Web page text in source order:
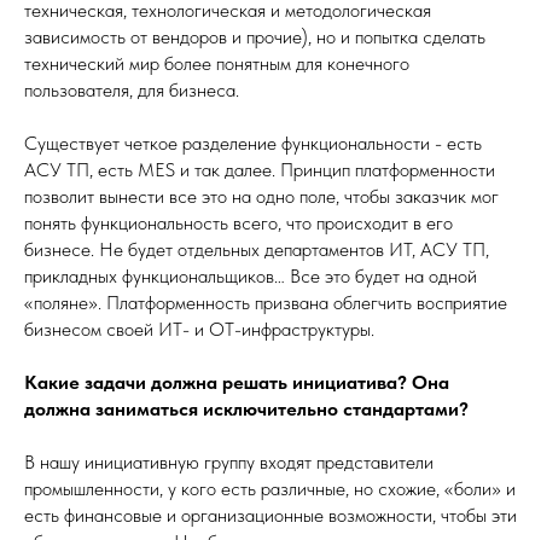
техническая, технологическая и методологическая
зависимость от вендоров и прочие), но и попытка сделать
технический мир более понятным для конечного
пользователя, для бизнеса.
Существует четкое разделение функциональности - есть
АСУ ТП, есть MES и так далее. Принцип платформенности
позволит вынести все это на одно поле, чтобы заказчик мог
понять функциональность всего, что происходит в его
бизнесе. Не будет отдельных департаментов ИТ, АСУ ТП,
прикладных функциональщиков… Все это будет на одной
«поляне». Платформенность призвана облегчить восприятие
бизнесом своей ИТ- и ОТ-инфраструктуры.
Какие задачи должна решать инициатива? Она
должна заниматься исключительно стандартами?
В нашу инициативную группу входят представители
промышленности, у кого есть различные, но схожие, «боли» и
есть финансовые и организационные возможности, чтобы эти